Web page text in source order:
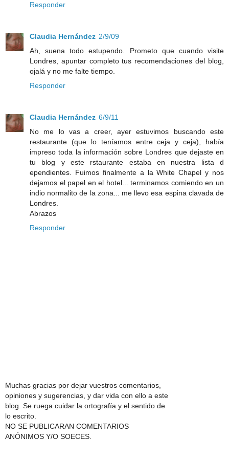
Responder
Claudia Hernández 2/9/09
Ah, suena todo estupendo. Prometo que cuando visite
Londres, apuntar completo tus recomendaciones del blog,
ojalá y no me falte tiempo.
Responder
Claudia Hernández 6/9/11
No me lo vas a creer, ayer estuvimos buscando este
restaurante (que lo teníamos entre ceja y ceja), había
impreso toda la información sobre Londres que dejaste en
tu blog y este rstaurante estaba en nuestra lista d
ependientes. Fuimos finalmente a la White Chapel y nos
dejamos el papel en el hotel... terminamos comiendo en un
indio normalito de la zona... me llevo esa espina clavada de
Londres.
Abrazos
Responder
Muchas gracias por dejar vuestros comentarios,
opiniones y sugerencias, y dar vida con ello a este
blog. Se ruega cuidar la ortografía y el sentido de
lo escrito.
NO SE PUBLICARAN COMENTARIOS
ANÓNIMOS Y/O SOECES.